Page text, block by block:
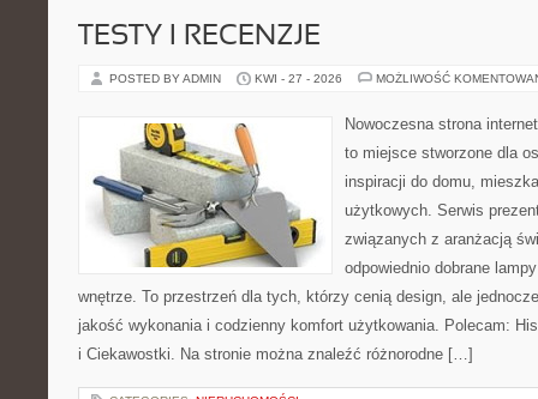
TESTY I RECENZJE
POSTED BY ADMIN KWI - 27 - 2026 MOŻLIWOŚĆ
Nowoczesna strona
to miejsce stworzone dla
inspiracji do domu,
użytkowych. Serwis
związanych z aranżacją
odpowiednio dobrane
wnętrze. To przestrzeń dla tych, którzy cenią design, ale
jakość wykonania i codzienny komfort użytkowania. Polecam:
i Ciekawostki. Na stronie można znaleźć różnorodne […]